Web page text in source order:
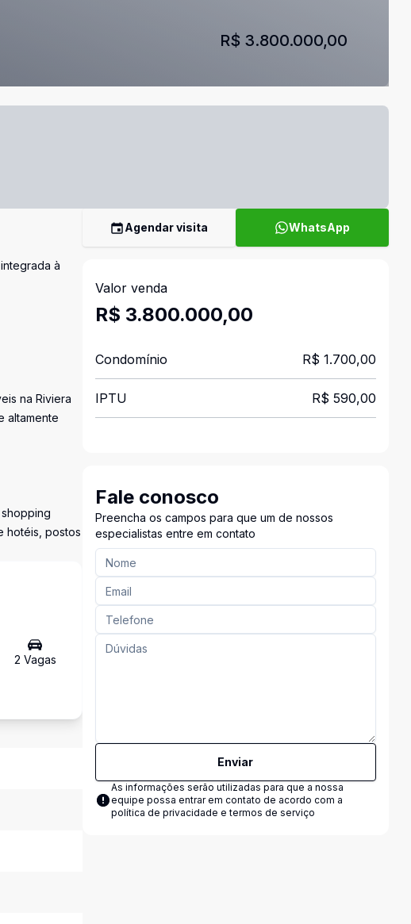
R$ 3.800.000,00
à
na Riviera
altamente
hotéis, postos
2 Vagas
Agendar visita WhatsApp
Valor venda
R$ 3.800.000,00
Condomínio R$ 1.700,00
IPTU R$ 590,00
Fale conosco
Preencha os campos para que um de nossos
especialistas entre em contato
Enviar
As informações serão utilizadas para que a nossa
equipe possa entrar em contato de acordo com a
política de privacidade e termos de serviço